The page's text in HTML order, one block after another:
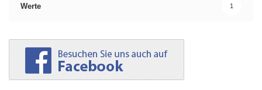
Werte 1